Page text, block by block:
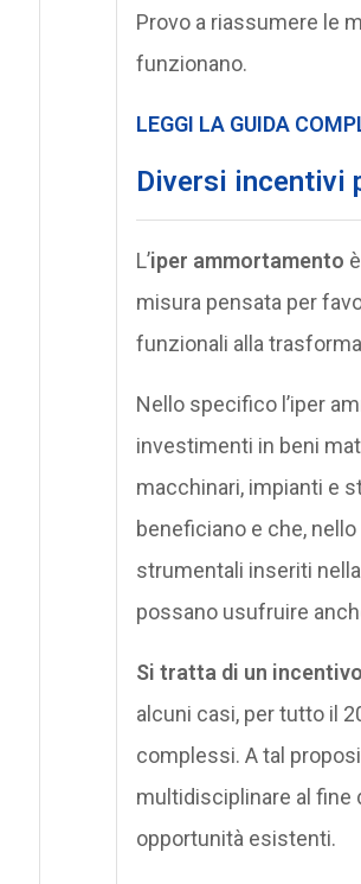
Provo a riassumere le
funzionano.
LEGGI LA GUIDA
Diversi incentivi
L’iper ammortamento
misura pensata per
funzionali alla
Nello specifico l’iper
investimenti in beni
macchinari, impianti e
beneficiano e che,
strumentali inseriti
possano usufruire
Si tratta di un
alcuni casi, per tutto il
complessi. A tal
multidisciplinare al fine
opportunità esistenti.